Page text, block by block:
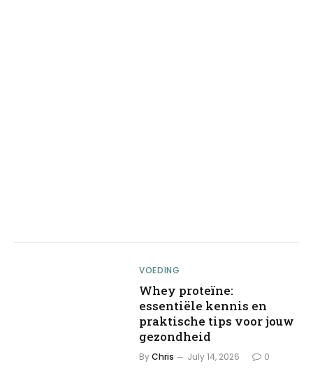
VOEDING
Whey proteïne:
essentiële kennis en
praktische tips voor jouw
gezondheid
ByChris July 14, 2026 0